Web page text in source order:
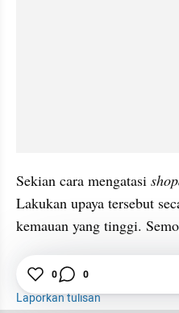
Sekian cara mengatasi
Lakukan upaya tersebut
kemauan yang tinggi.
Shopaholic
Laporkan tulisan
0 0